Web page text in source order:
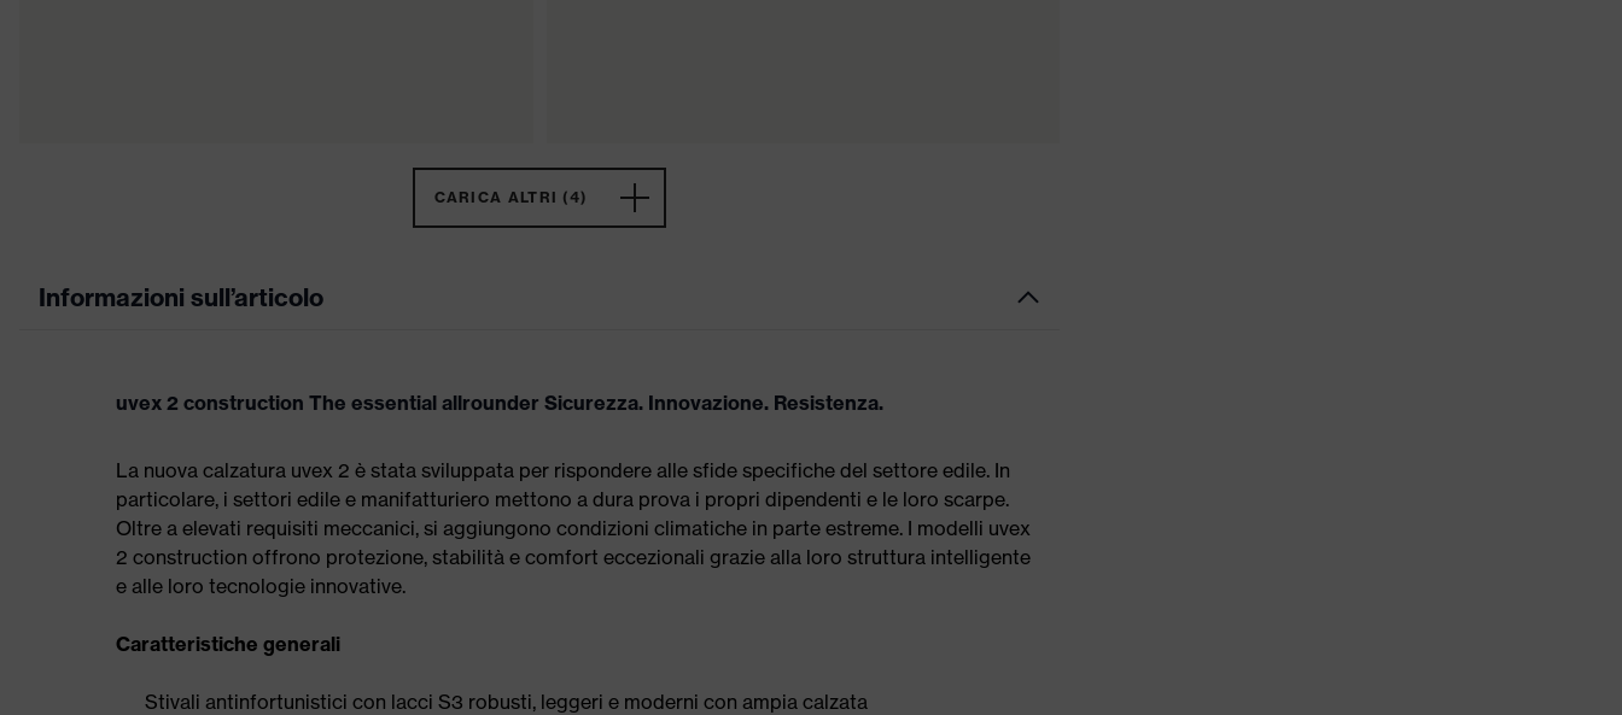
CARICA ALTRI (4)
Informazioni sull’articolo
uvex 2 construction The essential allrounder Sicurezza. Innovazione. Resistenza.
La nuova calzatura uvex 2 è stata sviluppata per rispondere alle sfide specifiche del settore edile. In
particolare, i settori edile e manifatturiero mettono a dura prova i propri dipendenti e le loro scarpe.
Oltre a elevati requisiti meccanici, si aggiungono condizioni climatiche in parte estreme. I modelli uvex
2 construction offrono protezione, stabilità e comfort eccezionali grazie alla loro struttura intelligente
e alle loro tecnologie innovative.
Caratteristiche generali
Stivali antinfortunistici con lacci S3 robusti, leggeri e moderni con ampia calzata